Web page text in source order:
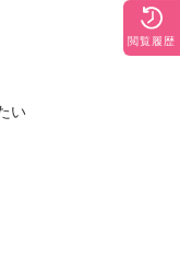
い
閲覧履歴